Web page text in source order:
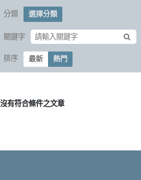
分類 選擇分類
關鍵字
排序 最新 熱門
沒有符合條件之文章